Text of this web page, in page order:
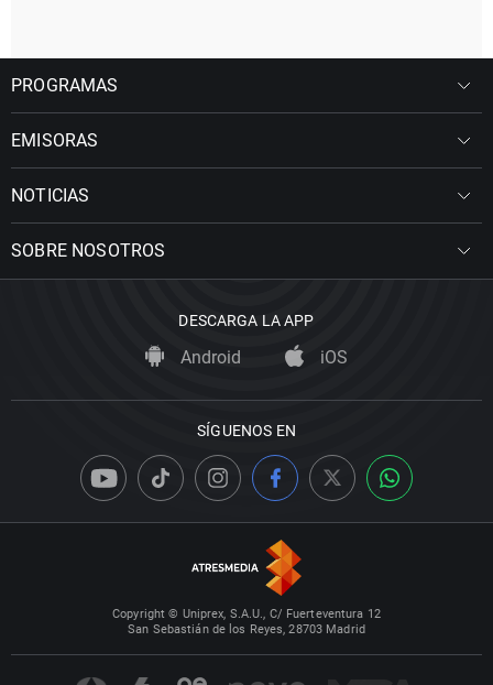
PROGRAMAS
EMISORAS
NOTICIAS
SOBRE NOSOTROS
DESCARGA LA APP
Android iOS
SÍGUENOS EN
Copyright © Uniprex, S.A.U., C/ Fuerteventura 12
San Sebastián de los Reyes, 28703 Madrid